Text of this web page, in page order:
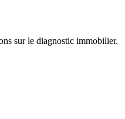
sur le diagnostic immobilier.